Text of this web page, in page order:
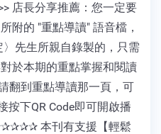
店長分享推薦：您一定要
附的 "重點導讀" 語音檔，
先生所親自錄製的，只需
於本期的重點掌握和閱讀
翻到重點導讀那一頁，可
按下QR Code即可開啟播
本刊有支援【輕鬆